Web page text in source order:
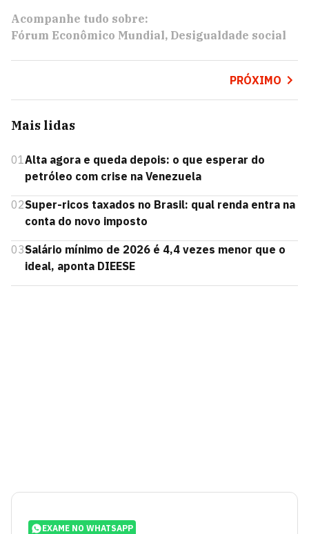
Acompanhe tudo sobre:
Fórum Econômico Mundial Desigualdade social
PRÓXIMO
Mais lidas
01Alta agora e queda depois: o que esperar do
petróleo com crise na Venezuela
02Super-ricos taxados no Brasil: qual renda entra na
conta do novo imposto
03Salário mínimo de 2026 é 4,4 vezes menor que o
ideal, aponta DIEESE
EXAME NO WHATSAPP